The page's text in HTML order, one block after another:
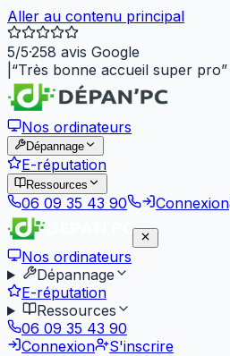
Aller au contenu principal
5/5·258 avis Google
“Très bonne accueil super pro”
Nos ordinateurs
Dépannage
E-réputation
Ressources
06 09 35 43 90 Connexion
Nos ordinateurs
Dépannage
E-réputation
Ressources
06 09 35 43 90
Connexion
S'inscrire